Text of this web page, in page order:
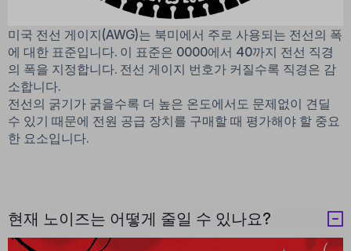
미국 전선 게이지(AWG)는 북미에서 주로 사용되는 전선의 폭
에 대한 표준입니다. 이 표준은 0000에서 40까지 전선 직경
의 폭을 지정합니다. 전선 게이지 번호가 커질수록 직경은 감
소합니다.
전선의 굵기가 굵을수록 더 높은 온도에서도 문제없이 견딜
수 있기 때문에 전원 공급 장치를 구매할 때 평가해야 할 중요
한 요소입니다.
현재 노이즈는 어떻게 줄일 수 있나요?